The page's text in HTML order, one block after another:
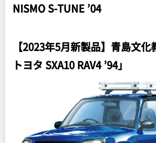
NISMO S-TUNE ’04
【2023年5月新製品】青島文
トヨタ SXA10 RAV4 ’94」